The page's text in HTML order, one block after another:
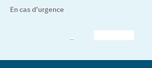
En cas d’urgence